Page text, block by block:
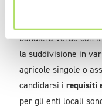
bandiera verde con
la suddivisione in
agricole singole o
candidarsi i requisiti
per gli enti locali